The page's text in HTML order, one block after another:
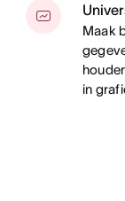
Maak
in